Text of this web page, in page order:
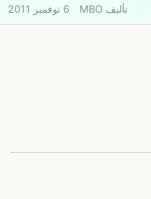
تأليف MBO 6 نوفمبر 2011